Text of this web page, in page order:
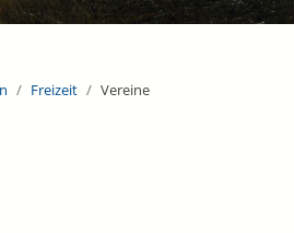
Freizeit Vereine